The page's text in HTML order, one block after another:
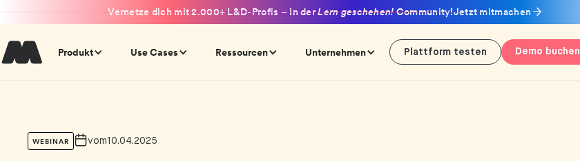
Vernetze dich mit 2.000+ L&D-Profis – in derLern geschehen!Community!Jetzt mitmachen
Produkt Use Cases Ressourcen Unternehmen Plattform testen Demo buchen
WEBINAR vom10.04.2025